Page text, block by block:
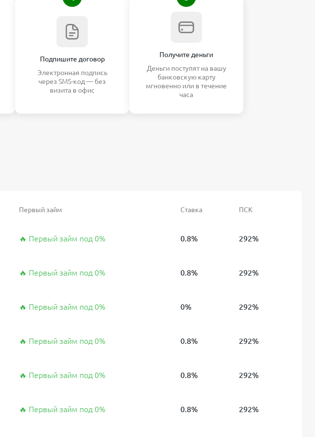
Подпишите договор
Электронная подпись
через SMS-код — без
визита в офис
Получите деньги
Деньги поступят на вашу
банковскую карту
мгновенно или в течение
часа
Первый займ Ставка ПСК
🔥 Первый займ под 0% 0.8% 292%
🔥 Первый займ под 0% 0.8% 292%
🔥 Первый займ под 0% 0% 292%
🔥 Первый займ под 0% 0.8% 292%
🔥 Первый займ под 0% 0.8% 292%
🔥 Первый займ под 0% 0.8% 292%